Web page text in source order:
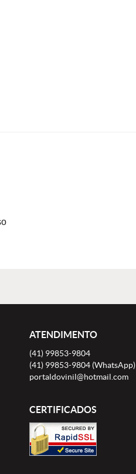
ATENDIMENTO
(41) 99853-9804
(41) 99853-9804 (WhatsApp)
portaldovinil@hotmail.com
CERTIFICADOS